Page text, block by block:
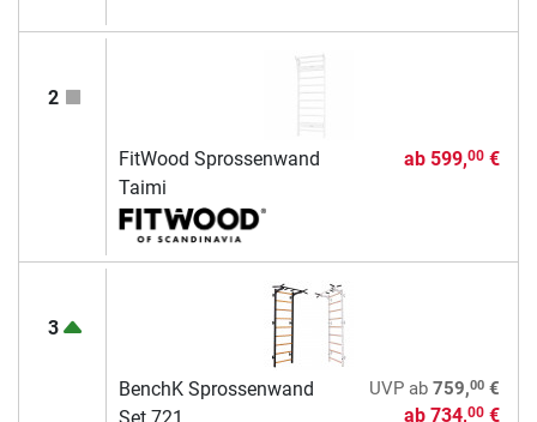
2
FitWood Sprossenwand
Taimi
ab 599,00€
3
BenchK Sprossenwand
Set 721
UVPab 759,00€
ab 734,00€